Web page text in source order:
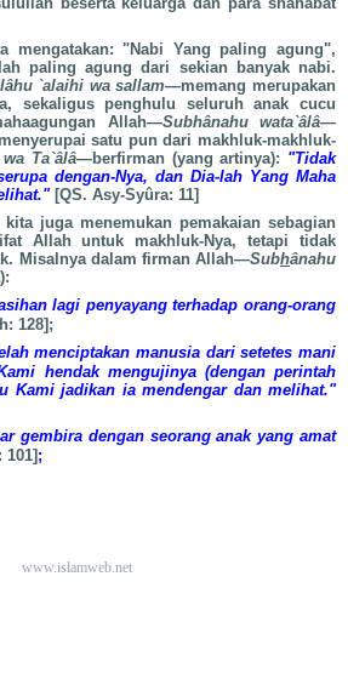
mengatakan: "Nabi Yang paling agung",
paling agung dari sekian banyak nabi.
`alaihi wa sallam—memang merupakan
sekaligus penghulu seluruh anak cucu
Allah—Subhânahu wata`âlâ—
satu pun dari makhluk-makhluk-
Ta`âlâ—berfirman (yang artinya): "Tidak
dengan-Nya, dan Dia-lah Yang Maha
[QS. Asy-Syûra: 11]
kita juga menemukan pemakaian sebagian
Allah untuk makhluk-Nya, tetapi tidak
Misalnya dalam firman Allah—Subhânahu
lagi penyayang terhadap orang-orang
128];
menciptakan manusia dari setetes mani
hendak mengujinya (dengan perintah
Kami jadikan ia mendengar dan melihat."
gembira dengan seorang anak yang amat
101] ;
www.islamweb.net